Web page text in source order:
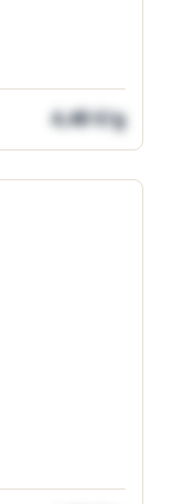
4,48 €/g